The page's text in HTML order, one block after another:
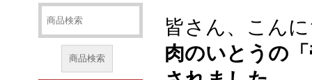
商品検索
皆さん、こん
肉のいとうの